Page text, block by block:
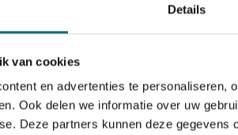
Details
van cookies
en advertenties te personaliseren,
Ook delen we informatie over uw
Deze partners kunnen deze
Alternatieven